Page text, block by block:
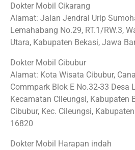
Dokter Mobil Cikarang
Alamat: Jalan Jendral Urip
Lemahabang No.29, RT.1/RW.3,
Utara, Kabupaten Bekasi, Jawa
Dokter Mobil Cibubur
Alamat: Kota Wisata Cibubur,
Commpark Blok E No.32-33 Desa
Kecamatan Cileungsi, Kabupaten
Cibubur, Kec. Cileungsi,
16820
Dokter Mobil Harapan indah